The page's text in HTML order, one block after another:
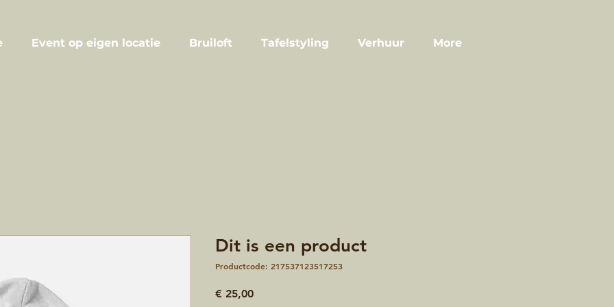
Event op eigen locatie Bruiloft Tafelstyling Verhuur More
Dit is een product
Productcode: 217537123517253
€ 25,00Prijs